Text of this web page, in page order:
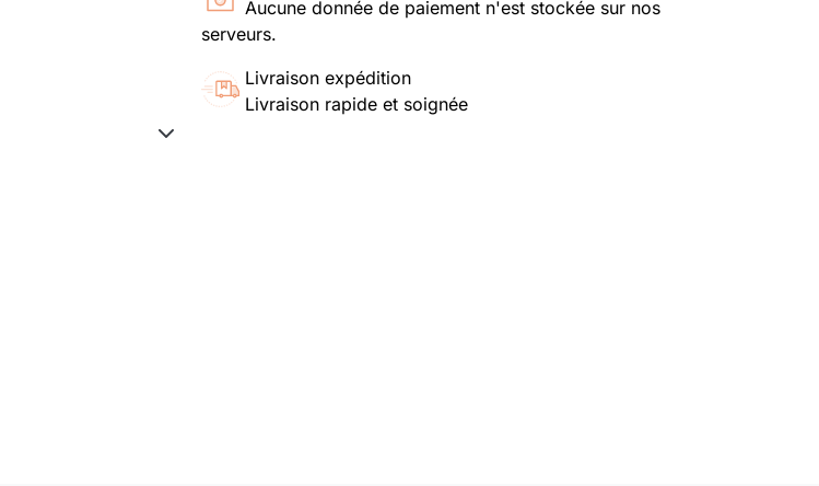
Aucune donnée de paiement n'est stockée sur nos
serveurs.
Livraison expédition
Livraison rapide et soignée